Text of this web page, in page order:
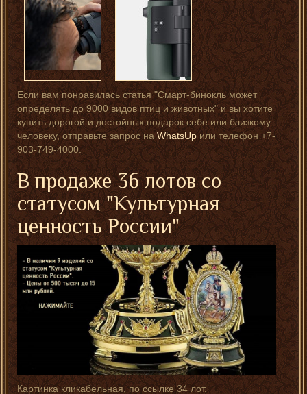
Если вам понравилась статья "Смарт-бинокль может
определять до 9000 видов птиц и животных" и вы хотите
купить дорогой и достойных подарок себе или близкому
человеку, отправьте запрос наWhatsUpили телефон +7-
903-749-4000.
В продаже 36 лотов со
статусом "Культурная
ценность России"
Картинка кликабельная, по ссылке 34 лот.